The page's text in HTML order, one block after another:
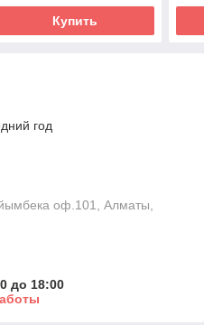
Купить
год
оф.101, Алматы,
до 18:00